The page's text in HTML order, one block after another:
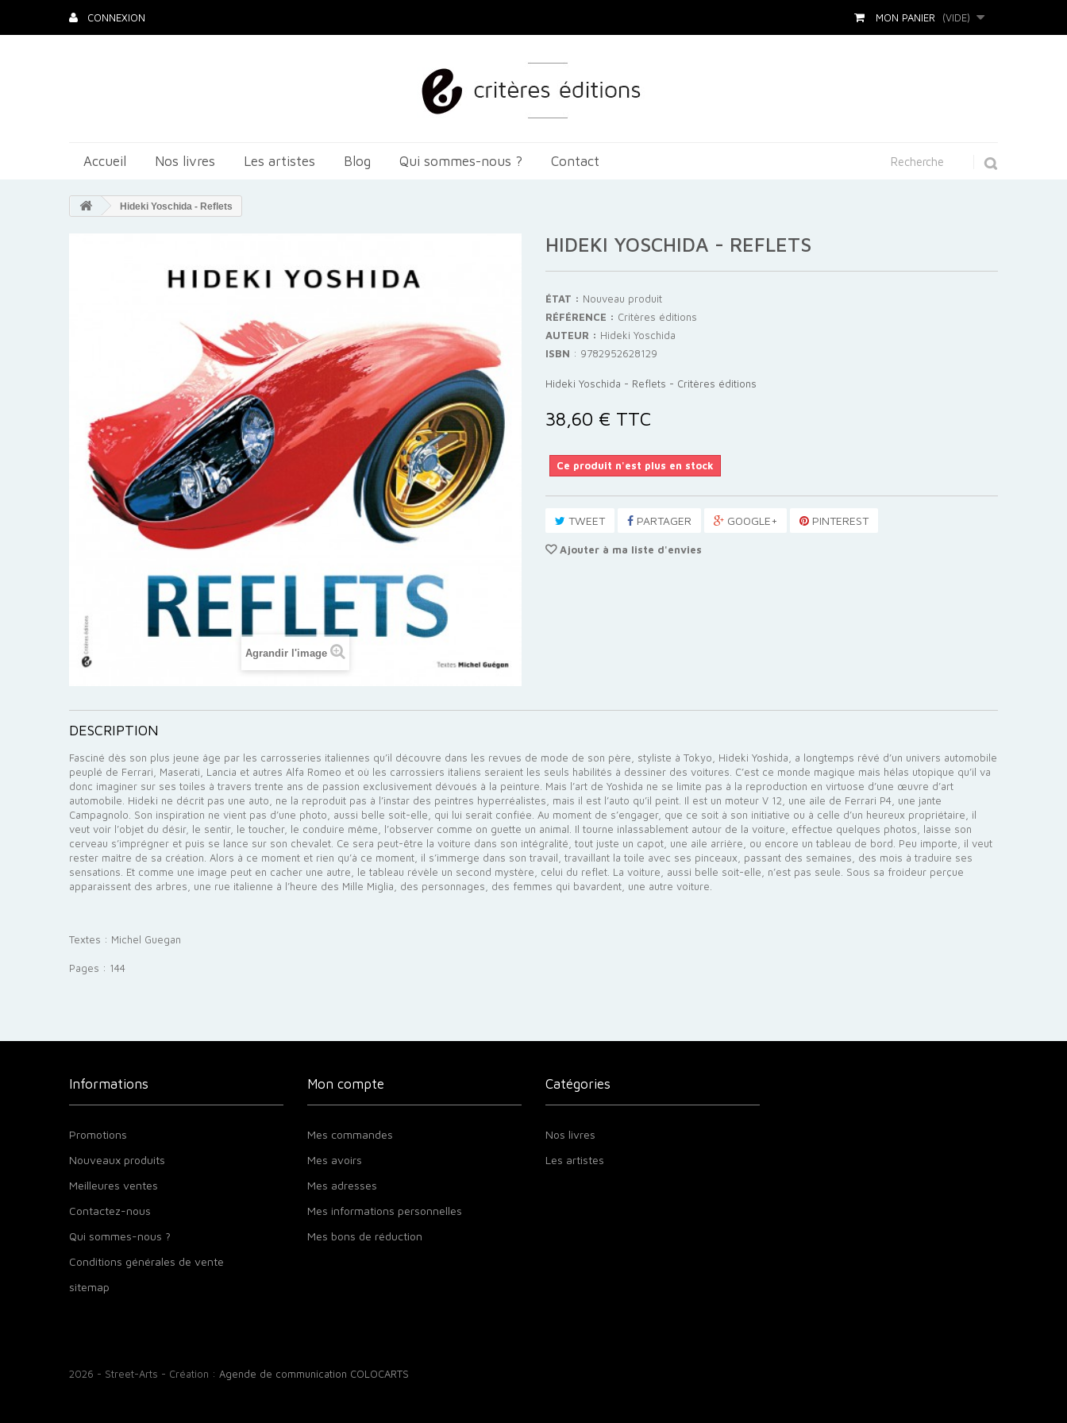
CONNEXION MON PANIER (VIDE)
Accueil Nos livres Les artistes Blog Qui sommes-nous ? Contact
Hideki Yoschida - Reflets
Agrandir l'image
HIDEKI YOSCHIDA - REFLETS
ÉTAT : Nouveau produit
RÉFÉRENCE : Critères éditions
AUTEUR : Hideki Yoschida
ISBN : 9782952628129
Hideki Yoschida - Reflets - Critères éditions
38,60 € TTC
Ce produit n'est plus en stock
TWEET PARTAGER GOOGLE+ PINTEREST
Ajouter à ma liste d'envies
DESCRIPTION
Fasciné dès son plus jeune âge par les carrosseries italiennes qu’il découvre dans les revues de mode de son père, styliste à Tokyo, Hideki Yoshida, a longtemps rêvé d’un univers automobile
peuplé de Ferrari, Maserati, Lancia et autres Alfa Romeo et où les carrossiers italiens seraient les seuls habilités à dessiner des voitures. C’est ce monde magique mais hélas utopique qu’il va
donc imaginer sur ses toiles à travers trente ans de passion exclusivement dévoués à la peinture. Mais l’art de Yoshida ne se limite pas à la reproduction en virtuose d’une œuvre d’art
automobile. Hideki ne décrit pas une auto, ne la reproduit pas à l’instar des peintres hyperréalistes, mais il est l’auto qu’il peint. Il est un moteur V 12, une aile de Ferrari P4, une jante
Campagnolo. Son inspiration ne vient pas d’une photo, aussi belle soit-elle, qui lui serait confiée. Au moment de s’engager, que ce soit à son initiative ou à celle d’un heureux propriétaire, il
veut voir l’objet du désir, le sentir, le toucher, le conduire même, l’observer comme on guette un animal. Il tourne inlassablement autour de la voiture, effectue quelques photos, laisse son
cerveau s’imprégner et puis se lance sur son chevalet. Ce sera peut-être la voiture dans son intégralité, tout juste un capot, une aile arrière, ou encore un tableau de bord. Peu importe, il veut
rester maître de sa création. Alors à ce moment et rien qu’à ce moment, il s’immerge dans son travail, travaillant la toile avec ses pinceaux, passant des semaines, des mois à traduire ses
sensations. Et comme une image peut en cacher une autre, le tableau révèle un second mystère, celui du reflet. La voiture, aussi belle soit-elle, n’est pas seule. Sous sa froideur perçue
apparaissent des arbres, une rue italienne à l’heure des Mille Miglia, des personnages, des femmes qui bavardent, une autre voiture.
Textes : Michel Guegan
Pages : 144
Informations
Promotions
Nouveaux produits
Meilleures ventes
Contactez-nous
Qui sommes-nous ?
Conditions générales de vente
sitemap
2026 - Street-Arts - Création : Agende de communication COLOCARTS
Mon compte
Mes commandes
Mes avoirs
Mes adresses
Mes informations personnelles
Mes bons de réduction
Catégories
Nos livres
Les artistes